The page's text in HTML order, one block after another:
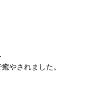
やされました。